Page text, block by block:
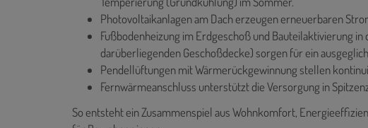
Photovoltaikanlagen am Dach erzeugen erneuerbaren
Fußbodenheizung im Erdgeschoß und Bauteilaktivierung
darüberliegenden Geschoßdecke) sorgen für ein
Pendellüftungen mit Wärmerückgewinnung stellen
Fernwärmeanschluss unterstützt die Versorgung in
So entsteht ein Zusammenspiel aus Wohnkomfort,